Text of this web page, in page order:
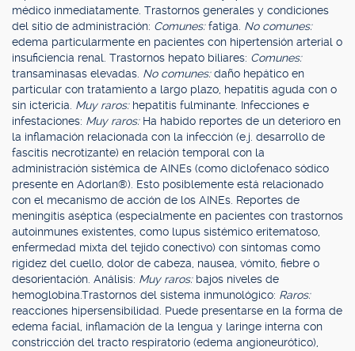
médico inmediatamente. Trastornos generales y condiciones
del sitio de administración: Comunes:fatiga. No comunes:
edema particularmente en pacientes con hipertensión arterial o
insuficiencia renal. Trastornos hepato biliares: Comunes:
transaminasas elevadas. No comunes:daño hepático en
particular con tratamiento a largo plazo, hepatitis aguda con o
sin ictericia. Muy raros: hepatitis fulminante. Infecciones e
infestaciones: Muy raros: Ha habido reportes de un deterioro en
la inflamación relacionada con la infección (e.j. desarrollo de
fascitis necrotizante) en relación temporal con la
administración sistémica de AINEs (como diclofenaco sódico
presente en Adorlan®). Esto posiblemente está relacionado
con el mecanismo de acción de los AINEs. Reportes de
meningitis aséptica (especialmente en pacientes con trastornos
autoinmunes existentes, como lupus sistémico eritematoso,
enfermedad mixta del tejido conectivo) con síntomas como
rigidez del cuello, dolor de cabeza, nausea, vómito, fiebre o
desorientación. Análisis: Muy raros: bajos niveles de
hemoglobina.Trastornos del sistema inmunológico: Raros:
reacciones hipersensibilidad. Puede presentarse en la forma de
edema facial, inflamación de la lengua y laringe interna con
constricción del tracto respiratorio (edema angioneurótico),